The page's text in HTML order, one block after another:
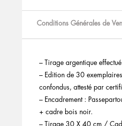
Conditions Générales de
– Tirage argentique
– Edition de 30
confondus, attesté par
– Encadrement :
+ cadre bois noir.
– Tirage 30 X 40 cm /